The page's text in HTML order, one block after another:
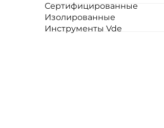
Сертифицированные
Изолированные
Инструменты Vde